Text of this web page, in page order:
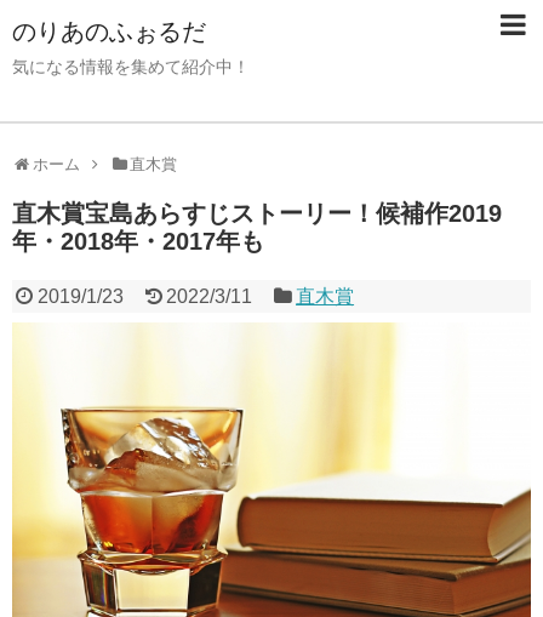
のりあのふぉるだ
気になる情報を集めて紹介中！
ホーム 直木賞
直木賞宝島あらすじストーリー！候補作2019
年・2018年・2017年も
2019/1/23 2022/3/11 直木賞